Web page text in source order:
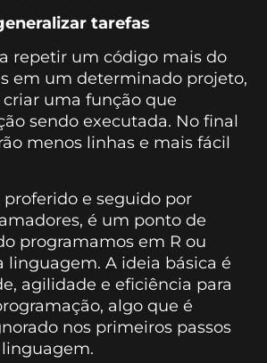
tarefas
repetir um código mais do
em um determinado projeto,
uma função que
sendo executada. No final
menos linhas e mais fácil
proferido e seguido por
é um ponto de
programamos em R ou
linguagem. A ideia básica é
agilidade e eficiência para
algo que é
nos primeiros passos